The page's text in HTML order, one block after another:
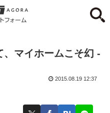
、マイホームこそ幻 -
2015.08.19 12:37